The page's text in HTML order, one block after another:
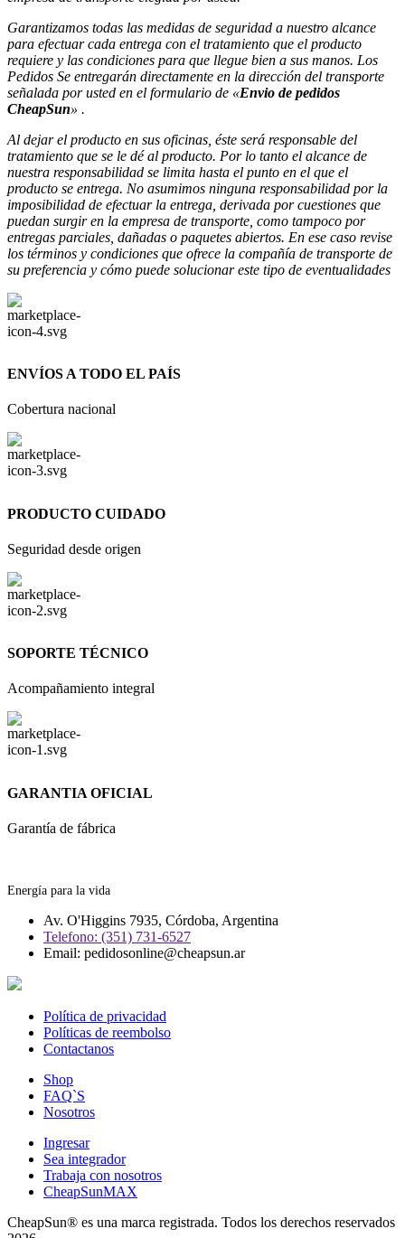
Garantizamos todas las medidas de seguridad a nuestro alcance
para efectuarcada entrega con el tratamiento que el producto
requiere y las condiciones para que llegue bien a sus manos. Los
Pedidos Se entregarán directamente en la dirección del transporte
señalada por usted en el formulario de «Envio de pedidos
CheapSun» .
Al dejar el producto en sus oficinas, éste será responsable del
tratamiento que se le dé al producto. Por lo tanto el alcance de
nuestra responsabilidad se limita hasta el punto en el que el
producto se entrega. No asumimos ninguna responsabilidad por la
imposibilidad de efectuar la entrega, derivada por cuestiones que
puedan surgir en la empresa de transporte, como tampoco por
entregas parciales, dañadas o paquetes abiertos. En ese caso revise
los términos y condiciones que ofrece la compañía de transporte de
su preferencia y cómo puede solucionar este tipo de eventualidades
ENVÍOS A TODO EL PAÍS
Cobertura nacional
PRODUCTO CUIDADO
Seguridad desde origen
SOPORTE TÉCNICO
Acompañamiento integral
GARANTIA OFICIAL
Garantía de fábrica
Energía para la vida
Av. O'Higgins 7935, Córdoba, Argentina
Telefono: (351) 731-6527
Email: pedidosonline@cheapsun.ar
Política de privacidad
Políticas de reembolso
Contactanos
Shop
FAQ`S
Nosotros
Ingresar
Sea integrador
Trabaja con nosotros
CheapSunMAX
CheapSun® es una marca registrada. Todos los derechos reservados